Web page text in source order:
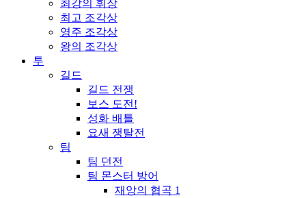
최강의 휘장
최고 조각상
영주 조각상
왕의 조각상
투
길드
길드 전쟁
보스 도전!
성화 배틀
요새 쟁탈전
팀
팀 던전
팀 몬스터 방어
재앙의 협곡 1